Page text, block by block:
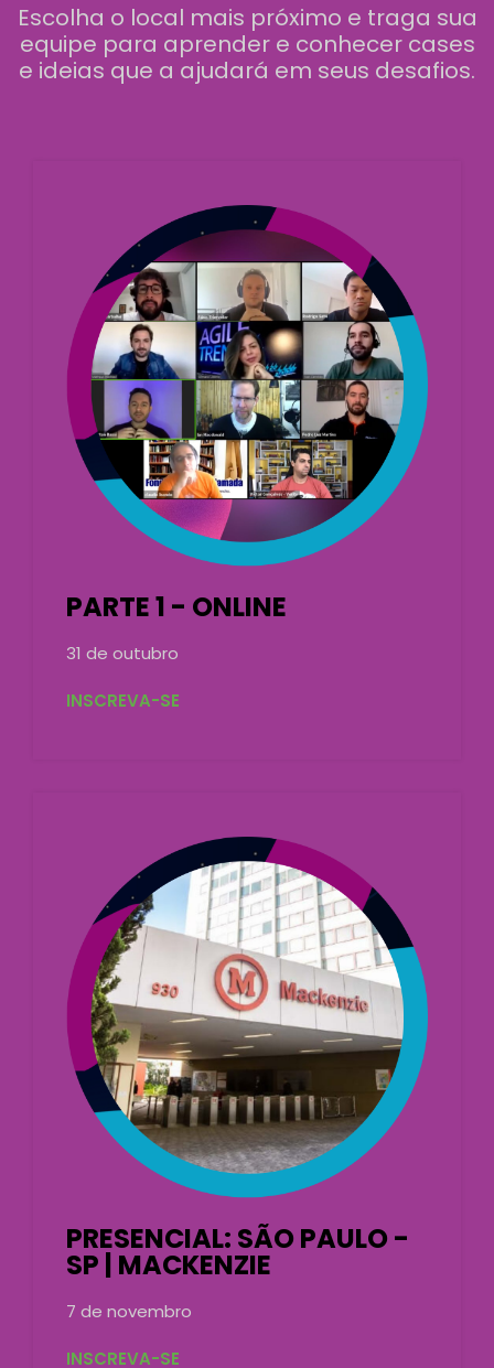
Escolha o local mais próximo e traga sua
equipe para aprender e conhecer cases
e ideias que a ajudará em seus desafios.
PARTE 1 - ONLINE
31 de outubro
INSCREVA-SE
PRESENCIAL: SÃO PAULO -
SP | MACKENZIE
7 de novembro
INSCREVA-SE